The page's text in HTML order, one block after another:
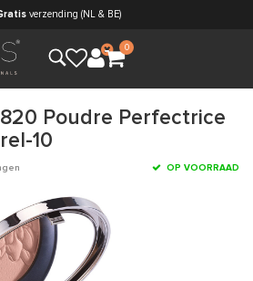
verzending (NL & BE)
0
Poudre Perfectrice
10
OP VOORRAAD